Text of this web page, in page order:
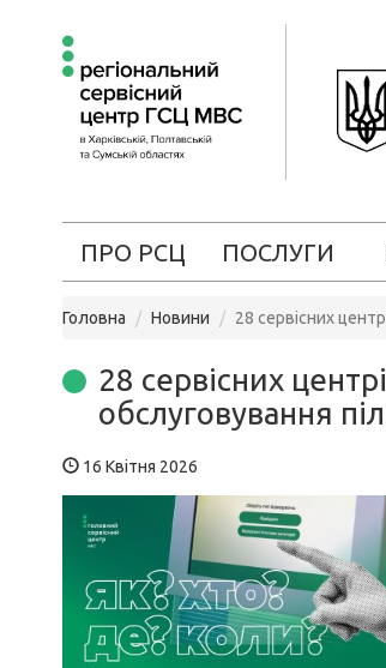
ПРО РСЦ ПОСЛУГИ
Головна Новини 28 сервісних
28 сервісних
обслуговування
16 Квітня 2026